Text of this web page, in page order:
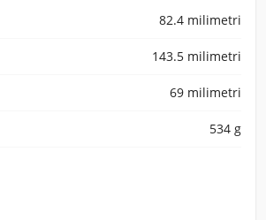
82.4 milimetri
143.5 milimetri
69 milimetri
534 g